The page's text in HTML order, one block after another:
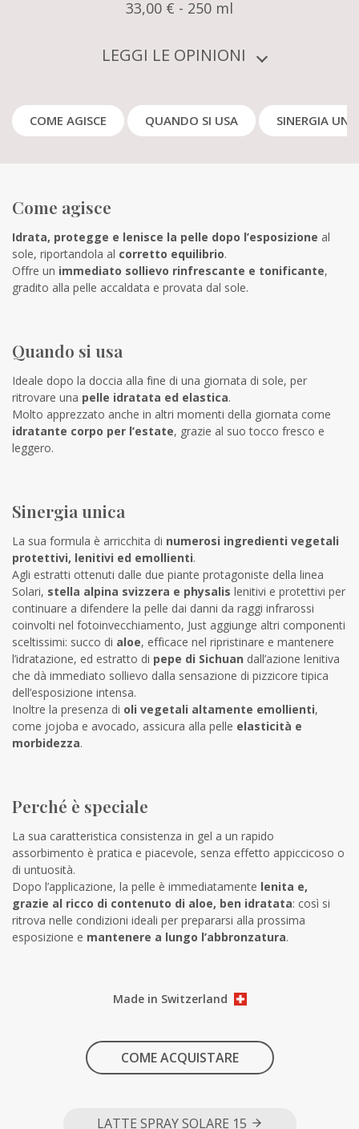
33,00 € - 250 ml
LEGGI LE OPINIONI
COME AGISCE QUANDO SI USA SINERGIA
Come agisce
Idrata, protegge e lenisce la pelle dopo l’esposizione al
sole, riportandola al corretto equilibrio.
Offre un immediato sollievo rinfrescante e tonificante,
gradito alla pelle accaldata e provata dal sole.
Quando si usa
Ideale dopo la doccia alla fine di una giornata di sole, per
ritrovare una pelle idratata ed elastica.
Molto apprezzato anche in altri momenti della giornata come
idratante corpo per l’estate, grazie al suo tocco fresco e
leggero.
Sinergia unica
La sua formula è arricchita di numerosi ingredienti vegetali
protettivi, lenitivi ed emollienti.
Agli estratti ottenuti dalle due piante protagoniste della linea
Solari, stella alpina svizzera e physalis lenitivi e protettivi per
continuare a difendere la pelle dai danni da raggi infrarossi
coinvolti nel fotoinvecchiamento, Just aggiunge altri componenti
sceltissimi: succo di aloe, efficace nel ripristinare e mantenere
l’idratazione, ed estratto di pepe di Sichuan dall’azione lenitiva
che dà immediato sollievo dalla sensazione di pizzicore tipica
dell’esposizione intensa.
Inoltre la presenza di oli vegetali altamente emollienti,
come jojoba e avocado, assicura alla pelle elasticità e
morbidezza.
Perché è speciale
La sua caratteristica consistenza in gel a un rapido
assorbimento è pratica e piacevole, senza effetto appiccicoso o
di untuosità.
Dopo l’applicazione, la pelle è immediatamente lenita e,
grazie al ricco di contenuto di aloe, ben idratata: così si
ritrova nelle condizioni ideali per prepararsi alla prossima
esposizione e mantenere a lungo l’abbronzatura.
Made in Switzerland
COME ACQUISTARE
LATTE SPRAY SOLARE 15